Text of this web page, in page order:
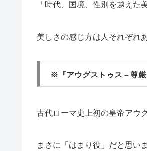
「時代、国境、性別を越えた
美しさの感じ方は人それぞれ
※『アウグストゥス－尊
古代ローマ史上初の皇帝アウ
まさに「はまり役」だと思い